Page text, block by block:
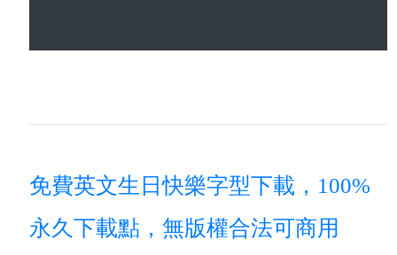
免費英文生日快樂字型下載，100%
永久下載點，無版權合法可商用